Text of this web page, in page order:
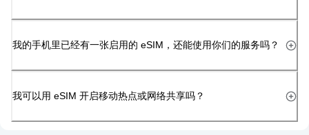
我的手机里已经有一张启用的 eSIM，还能使用你们的服务吗？
我可以用 eSIM 开启移动热点或网络共享吗？